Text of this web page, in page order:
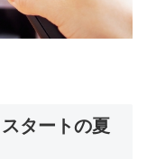
タートの夏